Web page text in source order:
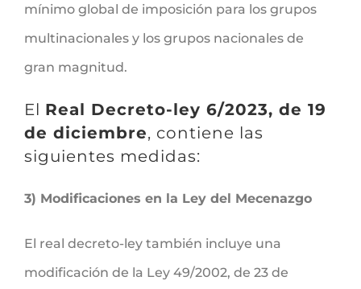
mínimo global de imposición para los grupos
multinacionales y los grupos nacionales de
gran magnitud.
El Real Decreto-ley 6/2023, de 19
de diciembre, contiene las
siguientes medidas:
3) Modificaciones en la Ley del Mecenazgo
El real decreto-ley también incluye una
modificación de la Ley 49/2002, de 23 de